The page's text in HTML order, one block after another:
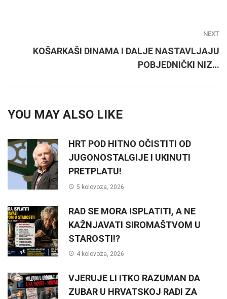
NEXT
KOŠARKAŠI DINAMA I DALJE NASTAVLJAJU
POBJEDNIČKI NIZ…
YOU MAY ALSO LIKE
HRT POD HITNO OČISTITI OD
JUGONOSTALGIJE I UKINUTI
PRETPLATU!
5 kolovoza, 2026
RAD SE MORA ISPLATITI, A NE
KAŽNJAVATI SIROMAŠTVOM U
STAROSTI!?
4 kolovoza, 2026
VJERUJE LI ITKO RAZUMAN DA
ZUBAR U HRVATSKOJ RADI ZA